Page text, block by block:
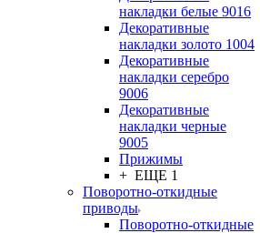
накладки белые 9016
Декоративные
накладки золото 1004
Декоративные
накладки серебро
9006
Декоративные
накладки черные
9005
Прижимы
+ ЕЩЕ 1
Поворотно-откидные
приводы
Поворотно-откидные